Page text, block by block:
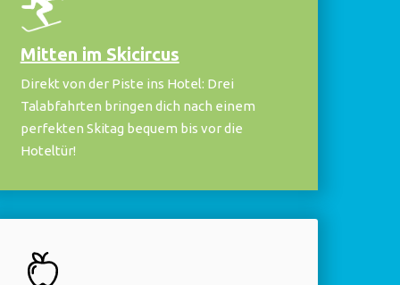
Mitten im Skicircus
Direkt von der Piste ins Hotel: Drei
Talabfahrten bringen dich nach einem
perfekten Skitag bequem bis vor die
Hoteltür!